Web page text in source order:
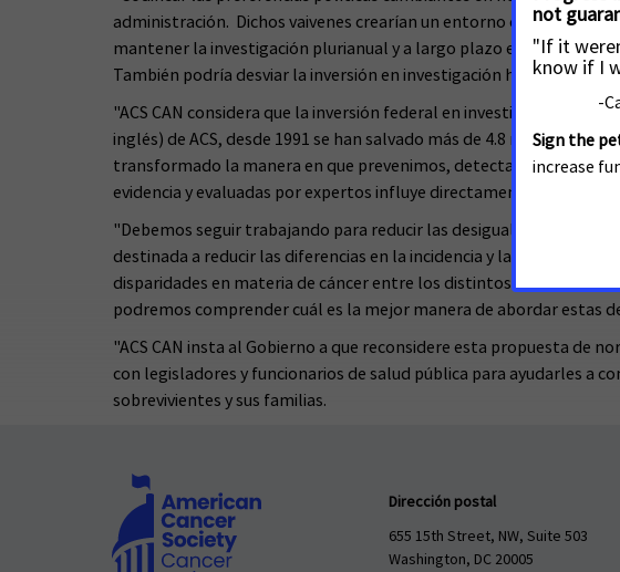
administración. Dichos vaivenes crearían un entorno
mantener la investigación plurianual y a largo plazo esencial para
También podría desviar la inversión en investigación hacia otros
"ACS CAN considera que la inversión federal en investigación
inglés) de ACS, desde 1991 se han salvado más de 4.8 millones
transformado la manera en que prevenimos, detectamos y
evidencia y evaluadas por expertos influye directamente en
"Debemos seguir trabajando para reducir las desigualdades en
destinada a reducir las diferencias en la incidencia y la mortalidad
disparidades en materia de cáncer entre los distintos grupos
podremos comprender cuál es la mejor manera de abordar estas
"ACS CAN insta al Gobierno a que reconsidere esta propuesta de
con legisladores y funcionarios de salud pública para ayudarles a
sobrevivientes y sus familias.
Dirección postal
655 15th Street, NW, Suite 503
Washington, DC 20005